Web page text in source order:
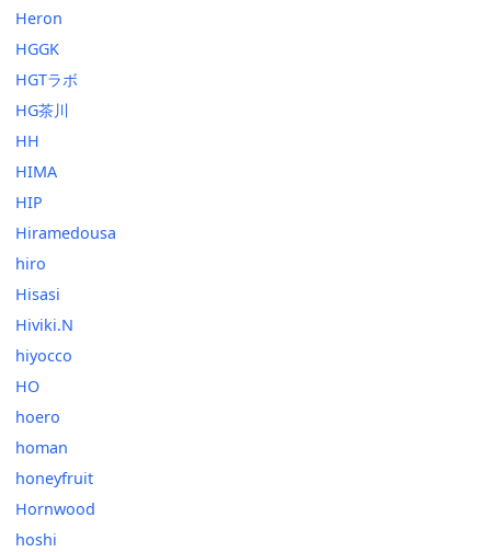
Heron
HGGK
HGTラボ
HG茶川
HH
HIMA
HIP
Hiramedousa
hiro
Hisasi
Hiviki.N
hiyocco
HO
hoero
homan
honeyfruit
Hornwood
hoshi